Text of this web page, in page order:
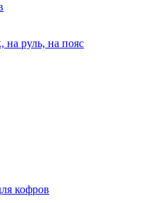
на руль, на пояс
кофров